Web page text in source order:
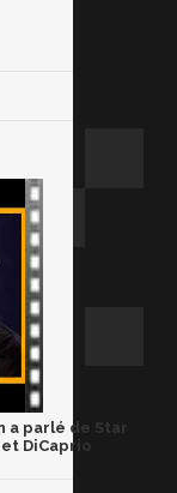
a parlé de Star
DiCaprio